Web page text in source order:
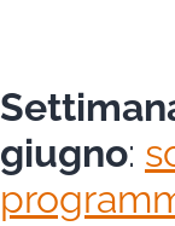
giugno: